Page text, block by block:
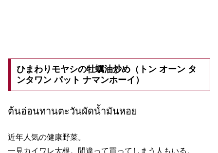
ひまわりモヤシの牡蠣油炒め（トン オーン タ
ンタワン パット ナマンホーイ）
ต้นอ่อนทานตะวันผัดน้ำมันหอย
近年人気の健康野菜。
一見カイワレ大根。間違って買ってしまう人もいる。